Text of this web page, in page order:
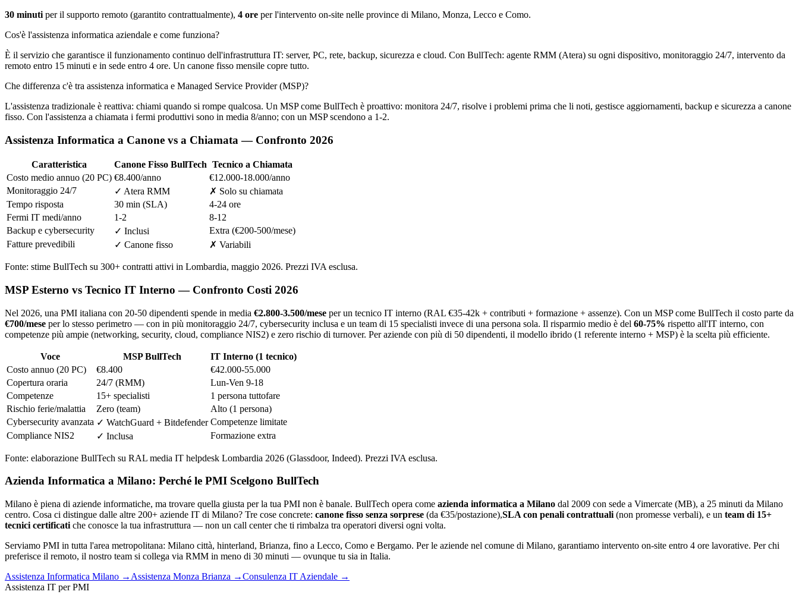
30 minuti per il supporto remoto (garantito contrattualmente), 4 ore per l'intervento on-site nelle province di Milano, Monza, Lecco e Como.
Cos'è l'assistenza informatica aziendale e come funziona?
È il servizio che garantisce il funzionamento continuo dell'infrastruttura IT: server, PC, rete, backup, sicurezza e cloud. Con BullTech: agente RMM (Atera) su ogni dispositivo, monitoraggio 24/7, intervento da
remoto entro 15 minuti e in sede entro 4 ore. Un canone fisso mensile copre tutto.
Che differenza c'è tra assistenza informatica e Managed Service Provider (MSP)?
L'assistenza tradizionale è reattiva: chiami quando si rompe qualcosa. Un MSP come BullTech è proattivo: monitora 24/7, risolve i problemi prima che li noti, gestisce aggiornamenti, backup e sicurezza a canone
fisso. Con l'assistenza a chiamata i fermi produttivi sono in media 8/anno; con un MSP scendono a 1-2.
Assistenza Informatica a Canone vs a Chiamata — Confronto 2026
Caratteristica Canone Fisso BullTech Tecnico a Chiamata
Costo medio annuo (20 PC) €8.400/anno
€12.000-18.000/anno
Monitoraggio 24/7
✓ Atera RMM
✗ Solo su chiamata
Tempo risposta
30 min (SLA)
4-24 ore
Fermi IT medi/anno
1-2
8-12
Backup e cybersecurity
✓ Inclusi
Extra (€200-500/mese)
Fatture prevedibili
✓ Canone fisso ✗ Variabili
Fonte: stime BullTech su 300+ contratti attivi in Lombardia, maggio 2026. Prezzi IVA esclusa.
MSP Esterno vs Tecnico IT Interno — Confronto Costi 2026
Nel 2026, una PMI italiana con 20-50 dipendenti spende in media €2.800-3.500/mese per un tecnico IT interno (RAL €35-42k + contributi + formazione + assenze). Con un MSP come BullTech il costo parte da
€700/mese per lo stesso perimetro — con in più monitoraggio 24/7, cybersecurity inclusa e un team di 15 specialisti invece di una persona sola. Il risparmio medio è del 60-75% rispetto all'IT interno, con
competenze più ampie (networking, security, cloud, compliance NIS2) e zero rischio di turnover. Per aziende con più di 50 dipendenti, il modello ibrido (1 referente interno + MSP) è la scelta più efficiente.
Voce MSP BullTech
IT Interno (1 tecnico)
Costo annuo (20 PC)
€8.400
€42.000-55.000
Copertura oraria
24/7 (RMM)
Lun-Ven 9-18
Competenze
15+ specialisti
1 persona tuttofare
Rischio ferie/malattia
Zero (team)
Alto (1 persona)
Cybersecurity avanzata ✓ WatchGuard + Bitdefender Competenze limitate
Compliance NIS2
✓ Inclusa Formazione extra
Fonte: elaborazione BullTech su RAL media IT helpdesk Lombardia 2026 (Glassdoor, Indeed). Prezzi IVA esclusa.
Azienda Informatica a Milano: Perché le PMI Scelgono BullTech
Milano è piena di aziende informatiche, ma trovare quella giusta per la tua PMI non è banale. BullTech opera come azienda informatica a Milano dal 2009 con sede a Vimercate (MB), a 25 minuti da Milano
centro. Cosa ci distingue dalle altre 200+ aziende IT di Milano? Tre cose concrete: canone fisso senza sorprese (da €35/postazione),SLA con penali contrattuali (non promesse verbali), e un team di 15+
tecnici certificati che conosce la tua infrastruttura — non un call center che ti rimbalza tra operatori diversi ogni volta.
Serviamo PMI in tutta l'area metropolitana: Milano città, hinterland, Brianza, fino a Lecco, Como e Bergamo. Per le aziende nel comune di Milano, garantiamo intervento on-site entro 4 ore lavorative. Per chi
preferisce il remoto, il nostro team si collega via RMM in meno di 30 minuti — ovunque tu sia in Italia.
Assistenza Informatica Milano → Assistenza Monza Brianza →Consulenza IT Aziendale →
Assistenza IT per PMI